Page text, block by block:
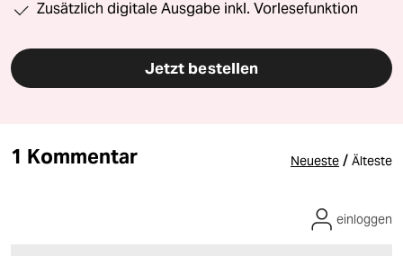
Zusätzlich digitale Ausgabe inkl. Vorlesefunktion
Jetzt bestellen
1 Kommentar Neueste / Älteste
einloggen